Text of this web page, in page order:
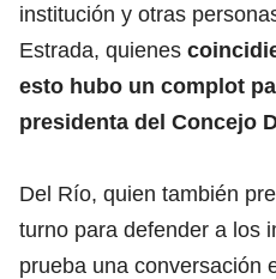
institución y otras
Estrada, quienes
esto hubo un complot
presidenta del Concejo
Del Río, quien también
turno para defender a los
prueba una conversación